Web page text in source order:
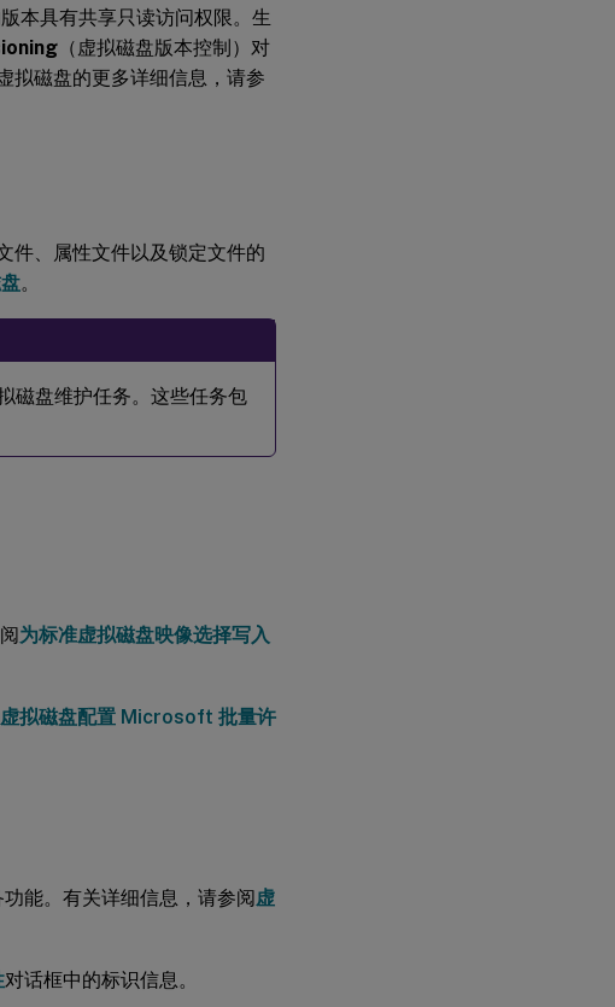
本具有共享只读访问权限。生
（虚拟磁盘版本控制）对
拟磁盘的更多详细信息，请参
件、属性文件以及锁定文件的
。
磁盘维护任务。这些任务包
为标准虚拟磁盘映像选择写入
拟磁盘配置 Microsoft 批量许
能。有关详细信息，请参阅虚
对话框中的标识信息。